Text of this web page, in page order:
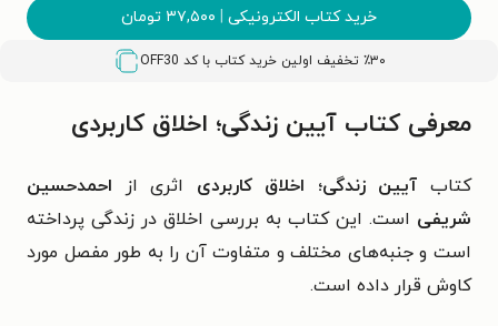
خرید کتاب الکترونیکی | ۳۷,۵۰۰ تومان
٪۳۰ تخفیف اولین خرید کتاب با کد OFF30
معرفی کتاب آیین زندگی؛ اخلاق کاربردی
کتاب آیین زندگی؛ اخلاق کاربردی اثری از احمدحسین
شریفی است. این کتاب به بررسی اخلاق در زندگی پرداخته
است و جنبه‌های مختلف و متفاوت آن را به طور مفصل مورد
کاوش قرار داده است.